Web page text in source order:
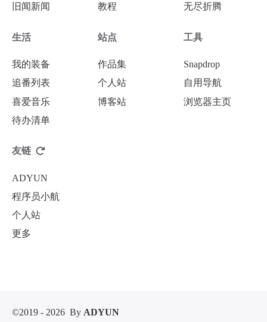
旧闻新闻
教程
无尽折腾
生活
我的装备
追番列表
喜爱音乐
待办清单
站点
作品集
个人站
博客站
工具
Snapdrop
自用导航
浏览器主页
友链
ADYUN
程序员小航
个人站
更多
©2019 - 2026 By ADYUN